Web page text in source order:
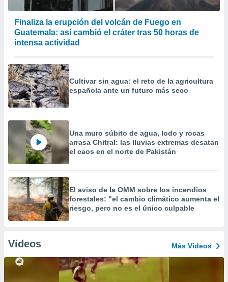
Finaliza la erupción del volcán de Fuego en
Guatemala: así cambió el cráter tras 50 horas de
intensa actividad
Cultivar sin agua: el reto de la agricultura
española ante un futuro más seco
Una muro súbito de agua, lodo y rocas
arrasa Chitral: las lluvias extremas desatan
el caos en el norte de Pakistán
El aviso de la OMM sobre los incendios
forestales: "el cambio climático aumenta el
riesgo, pero no es el único culpable
Vídeos Más Vídeos